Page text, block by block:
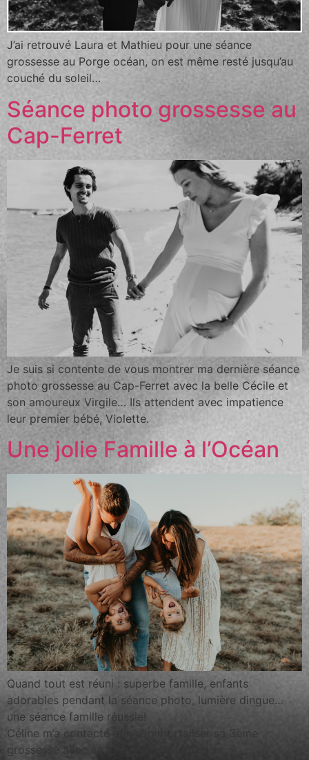
J’ai retrouvé Laura et Mathieu pour une séance
grossesse au Porge océan, on est même resté jusqu’au
couché du soleil…
Séance photo grossesse au
Cap-Ferret
Je suis si contente de vous montrer ma dernière séance
photo grossesse au Cap-Ferret avec la belle Cécile et
son amoureux Virgile… Ils attendent avec impatience
leur premier bébé, Violette.
Une jolie Famille à l’Océan
Quand tout est réuni : superbe famille, enfants
adorables pendant la séance photo, lumière dingue…
une séance famille réussie!
Céline m’a contacté afin d’immortaliser sa 3ème
grossesse avec sa merveilleuse famille.